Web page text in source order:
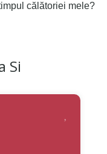
călătoriei mele?
Si